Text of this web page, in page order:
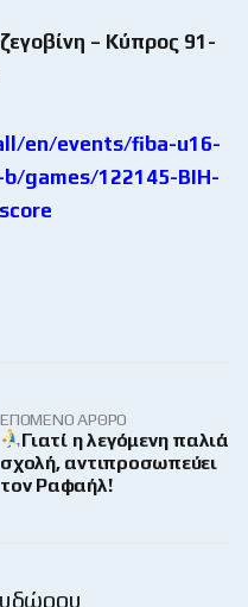
– Κύπρος 91-
en/events/fiba-u16-
games/122145-BIH-
ΕΠΌΜΕΝΟ ΆΡΘΡΟ
Γιατί η λεγόμενη παλιά
σχολή, αντιπροσωπεύει
τον Ραφαήλ!